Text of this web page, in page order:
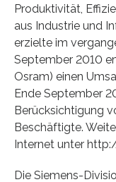
Produktivität,
aus Industrie und
erzielte im
September 2010
Osram) einen
Ende September
Berücksichtigung
Beschäftigte.
Internet unter
Die Siemens-